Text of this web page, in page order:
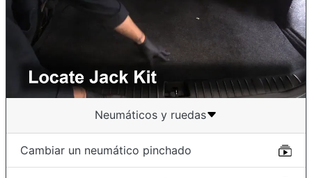
Neumáticos y ruedas
Cambiar un neumático pinchado